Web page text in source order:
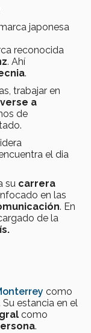
japonesa
reconocida
. Ahí
.
trabajar en
a
de
el dia
su carrera
en las
. En
de la
como
Su estancia en el
como
.